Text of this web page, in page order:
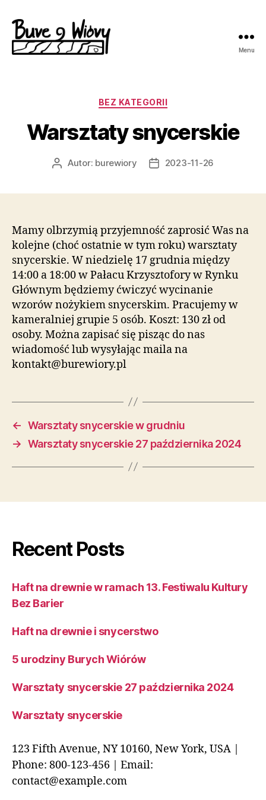
Menu
Kategorie
BEZ KATEGORII
Warsztaty snycerskie
AutorAutor: burewiory
Data2023-11-26
Mamy olbrzymią przyjemność zaprosić Was na
kolejne (choć ostatnie w tym roku) warsztaty
snycerskie. W niedzielę 17 grudnia między
14:00 a 18:00 w Pałacu Krzysztofory w Rynku
Głównym będziemy ćwiczyć wycinanie
wzorów nożykiem snycerskim. Pracujemy w
kameralniej grupie 5 osób. Koszt: 130 zł od
osoby. Można zapisać się pisząc do nas
wiadomość lub wysyłając maila na
kontakt@burewiory.pl
← Warsztaty snycerskie w grudniu
→ Warsztaty snycerskie 27 października 2024
Recent Posts
Haft na drewnie w ramach 13. Festiwalu Kultury
Bez Barier
Haft na drewnie i snycerstwo
5 urodziny Burych Wiórów
Warsztaty snycerskie 27 października 2024
Warsztaty snycerskie
123 Fifth Avenue, NY 10160, New York, USA |
Phone: 800-123-456 | Email:
contact@example.com